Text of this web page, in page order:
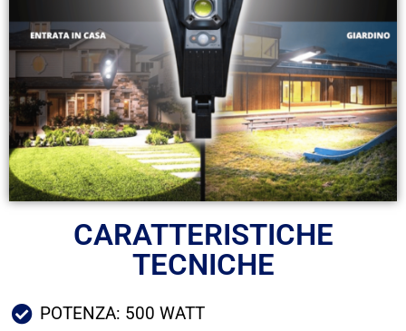
CARATTERISTICHE
TECNICHE
POTENZA: 500 WATT